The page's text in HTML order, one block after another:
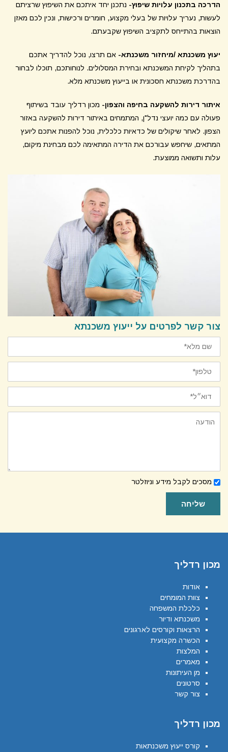
הדרכה בתכנון עלויות שיפוץ- נתכנן יחד איתכם את השיפוץ שרציתם
לעשות, נעריך עלויות של בעלי מקצוע, חומרים ורכישות, ונכין לכם מאזן
הוצאות בהתייחס לתקציב השיפוץ שקבעתם.
יעוץ משכנתא /מיחזור משכנתא- אם תרצו, נוכל להדריך אתכם
בתהליך לקיחת המשכנתא ובחירת המסלולים. לנוחותכם, תוכלו לבחור
בהדרכת משכנתא חסכונית או בייעוץ משכנתא מלא.
איתור דירות להשקעה בחיפה והצפון- מכון רדליך עובד בשיתוף
פעולה עם כמה יועצי נדל"ן, המתמחים באיתור דירות להשקעה באזור
הצפון. לאחר שיקולים של כדאיות כלכלית, נוכל להפנות אתכם ליועץ
המתאים, שיחפש עבורכם את הדירה המתאימה לכם מבחינת מיקום,
עלות ותשואה ממוצעת.
צור קשר לפרטים על ייעוץ משכנתא
הודעה
לקבלת
ניוזלטר
מסכים לקבל מידע וניוזלטר
שליחה
מכון רדליך
אודות
צוות המומחים
כלכלת המשפחה
משכנתא ודיור
הרצאות וקורסים לארגונים
הכשרה מקצועית
המלצות
מאמרים
מן העיתונות
סרטונים
צור קשר
מכון רדליך
קורס ייעוץ משכנתאות